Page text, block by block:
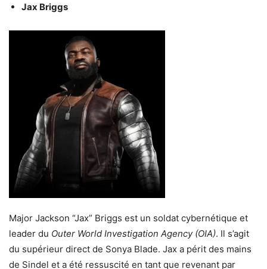
Jax Briggs
Major Jackson “Jax” Briggs est un soldat cybernétique et
leader du Outer World Investigation Agency (OIA). Il s’agit
du supérieur direct de Sonya Blade. Jax a périt des mains
de Sindel et a été ressuscité en tant que revenant par